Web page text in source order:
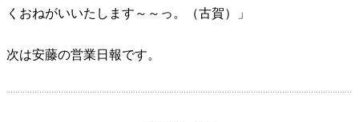
くおねがいいたします～～っ。（古賀）」
次は安藤の営業日報です。